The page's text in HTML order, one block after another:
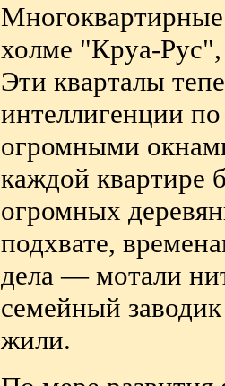
холме "Круа-
Эти кварталы
интеллигенции
огромными
каждой квартире
огромных
подхвате,
дела — мотали
семейный
жили.